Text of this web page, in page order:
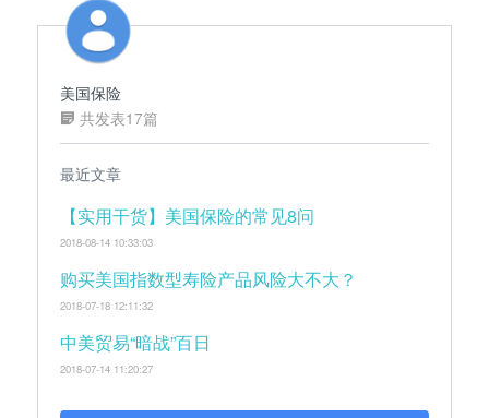
美国保险
共发表17篇
最近文章
【实用干货】美国保险的常见8问
2018-08-14 10:33:03
购买美国指数型寿险产品风险大不大？
2018-07-18 12:11:32
中美贸易“暗战”百日
2018-07-14 11:20:27